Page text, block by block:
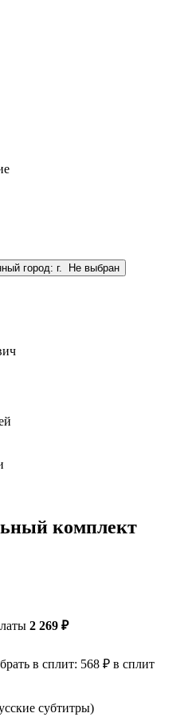
город: г.
Не выбран
комплект
2 269 ₽
в сплит: 568 ₽ в сплит
субтитры)